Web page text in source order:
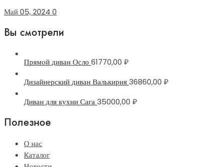
Май 05, 2024 0
Вы смотрели
Прямой диван Осло 61770,00 ₽
Дизайнерский диван Валькирия36860,00 ₽
Диван для кухни Сага35000,00 ₽
Полезное
О нас
Каталог